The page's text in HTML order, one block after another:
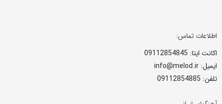
اطلاعات تماس:
اکانت ایتا: 09112854845
ایمیل: info@melod.ir
تلفن: 09112854885